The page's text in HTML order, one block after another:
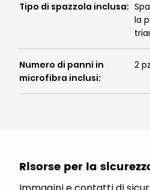
Tipo di spazzola inclusa:
la
Numero di panni in
microfibra inclusi:
2 pz
Risorse per la